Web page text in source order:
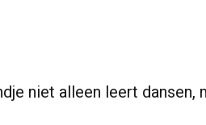
niet alleen leert dansen,